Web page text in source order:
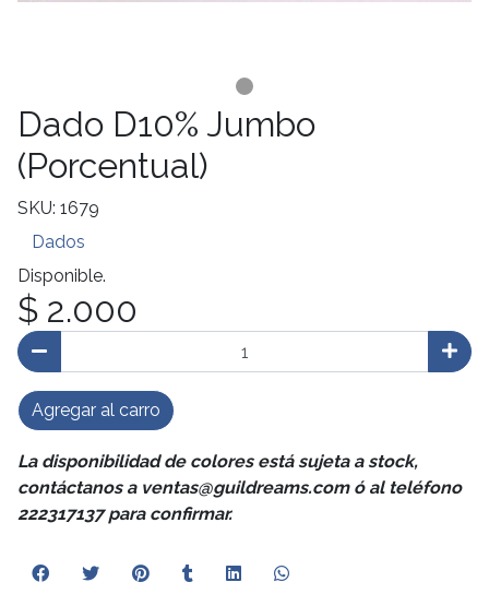
Dado D10% Jumbo
(Porcentual)
SKU: 1679
Dados
Disponible.
$ 2.000
Agregar al carro
La disponibilidad de colores está sujeta a stock,
contáctanos a ventas@guildreams.com ó al teléfono
222317137 para confirmar.